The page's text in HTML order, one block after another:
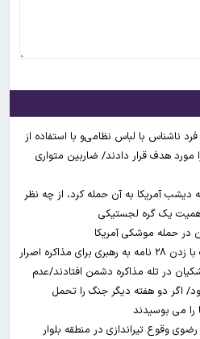
ناشناس با لباس نظامی‌و با استفاده از
مورد هدف قرار دادند/ ضاربین متواری
آمریکا به آن حمله کرد، از چه نظر
اهمیت یک گره لجستیکی
ابوترابی، نماینده مجلس: دولت با زدن ۲۸ نامه به رهبری برای مذاکره اصرار
در تله مذاکره دشمن افتادند/عدم
اگر دو هفته دیگر جنگ را تحمل
را می بوسیدند
وقوع تیراندازی در منطقه بلوار